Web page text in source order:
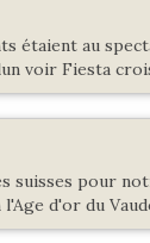
étaient au
voir Fiesta
suisses pour
d'or du